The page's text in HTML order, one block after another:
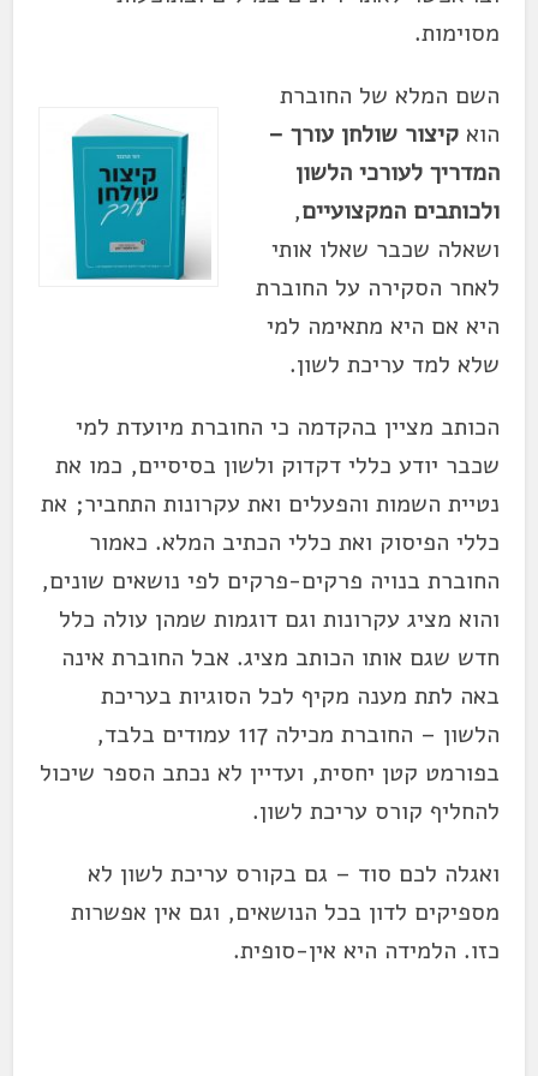
מסוימות.
השם המלא של החוברת
הואקיצור שולחן עורך –
המדריך לעורכי הלשון
ולכותבים המקצועיים,
ושאלה שכבר שאלו אותי
לאחר הסקירה על החוברת
היא אם היא מתאימה למי
שלא למד עריכת לשון.
הכותב מציין בהקדמה כי החוברת מיועדת למי
שכבר יודע כללי דקדוק ולשון בסיסיים, כמו את
נטיית השמות והפעלים ואת עקרונות התחביר; את
כללי הפיסוק ואת כללי הכתיב המלא. כאמור
החוברת בנויה פרקים-פרקים לפי נושאים שונים,
והוא מציג עקרונות וגם דוגמות שמהן עולה כלל
חדש שגם אותו הכותב מציג. אבל החוברת אינה
באה לתת מענה מקיף לכל הסוגיות בעריכת
הלשון – החוברת מכילה 117 עמודים בלבד,
בפורמט קטן יחסית, ועדיין לא נכתב הספר שיכול
להחליף קורס עריכת לשון.
ואגלה לכם סוד – גם בקורס עריכת לשון לא
מספיקים לדון בכל הנושאים, וגם אין אפשרות
כזו. הלמידה היא אין-סופית.